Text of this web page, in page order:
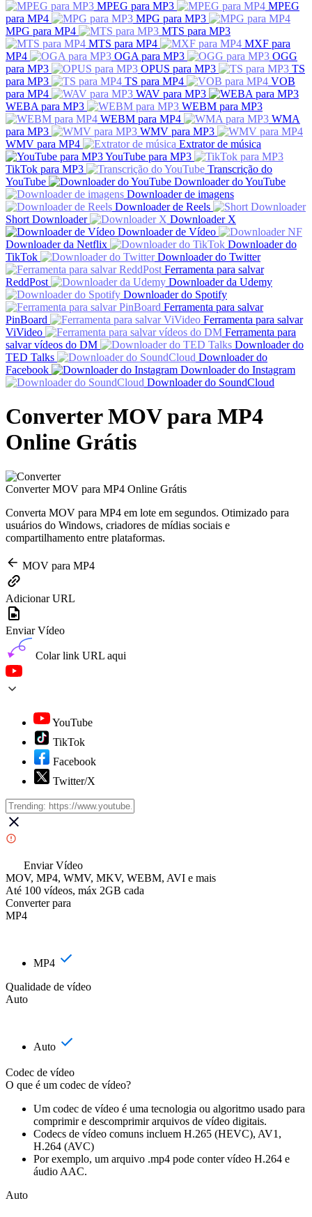
MPEG para MP3
MPEG
para MP4
MPG para MP3
MPG para MP4
MTS para MP3
MTS para MP4
MXF para
MP4
OGA para MP3
OGG
para MP3
OPUS para MP3
TS
para MP3
TS para MP4
VOB
para MP4
WAV para MP3
WEBA para MP3
WEBM para MP3
WEBM para MP4
WMA
para MP3
WMV para MP3
WMV para MP4
Extrator de música
YouTube para MP3
TikTok para MP3
Transcrição do
YouTube
Downloader do YouTube
Downloader de imagens
Downloader de Reels
Short Downloader
Downloader X
Downloader de Vídeo
Downloader da Netflix
Downloader do
TikTok
Downloader do Twitter
Ferramenta para salvar
ReddPost
Downloader da Udemy
Downloader do Spotify
Ferramenta para salvar
PinBoard
Ferramenta para salvar
ViVideo
Ferramenta para
salvar vídeos do DM
Downloader do
TED Talks
Downloader do
Facebook
Downloader do Instagram
Downloader do SoundCloud
Converter MOV para MP4
Online Grátis
Converter MOV para MP4 Online Grátis
Converta MOV para MP4 em lote em segundos. Otimizado para
usuários do Windows, criadores de mídias sociais e
compartilhamento entre plataformas.
MOV para MP4
Adicionar URL
Enviar Vídeo
Colar link URL aqui
YouTube
TikTok
Facebook
Twitter/X
Enviar Vídeo
MOV, MP4, WMV, MKV, WEBM, AVI e mais
Até 100 vídeos, máx 2GB cada
Converter para
MP4
MP4
Qualidade de vídeo
Auto
Auto
Codec de vídeo
O que é um codec de vídeo?
Um codec de vídeo é uma tecnologia ou algoritmo usado para
comprimir e descomprimir arquivos de vídeo digitais.
Codecs de vídeo comuns incluem H.265 (HEVC), AV1,
H.264 (AVC)
Por exemplo, um arquivo .mp4 pode conter vídeo H.264 e
áudio AAC.
Auto